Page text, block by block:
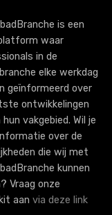
is een
waar
in de
elke werkdag
geïnformeerd over
ontwikkelingen
hun vakgebied. Wil je
over de
die wij met
kunnen
Vraag onze
aan via deze link